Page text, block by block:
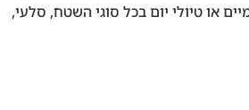
או טיולי יום בכל סוגי השטח, סלעי,